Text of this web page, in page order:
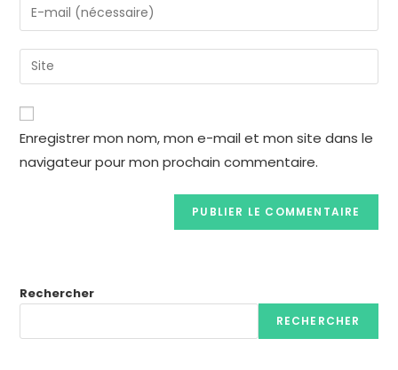
Enregistrer mon nom, mon e-mail et mon site dans le
navigateur pour mon prochain commentaire.
Rechercher
RECHERCHER